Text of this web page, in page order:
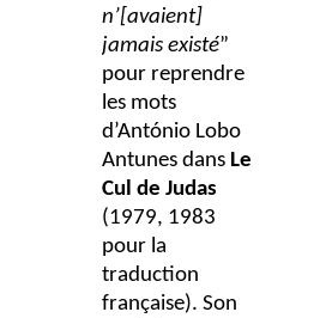
n’[avaient]
jamais existé”
pour reprendre
les mots
d’António Lobo
Antunes dans Le
Cul de Judas
(1979, 1983
pour la
traduction
française). Son